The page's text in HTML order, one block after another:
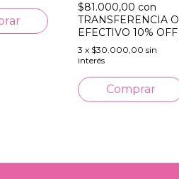
$81.000,00 con
TRANSFERENCIA O
EFECTIVO 10% OFF
3 x $30.000,00 sin
interés